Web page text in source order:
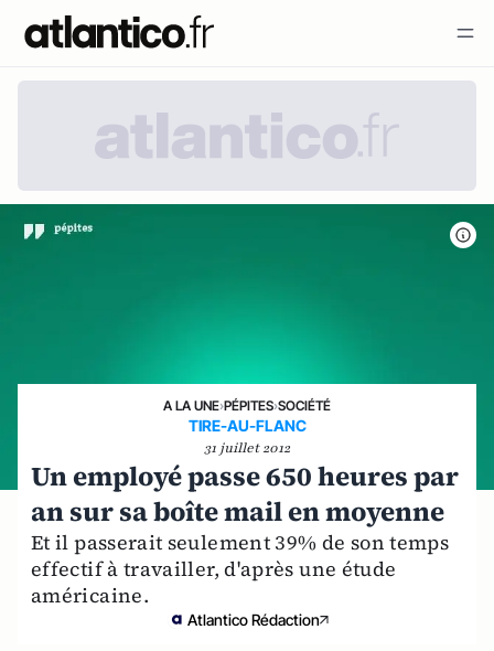
A LA UNE›PÉPITES›SOCIÉTÉ
TIRE-AU-FLANC
31 juillet 2012
Un employé passe 650 heures par
an sur sa boîte mail en moyenne
Et il passerait seulement 39% de son temps
effectif à travailler, d'après une étude
américaine.
Atlantico Rédaction